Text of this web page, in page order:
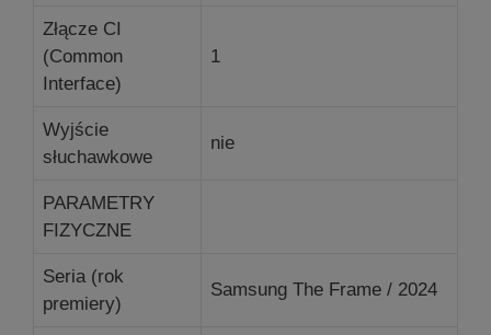
Złącze CI
(Common
Interface)
1
Wyjście
słuchawkowe
nie
PARAMETRY
FIZYCZNE
Seria (rok
premiery)
Samsung The Frame / 2024